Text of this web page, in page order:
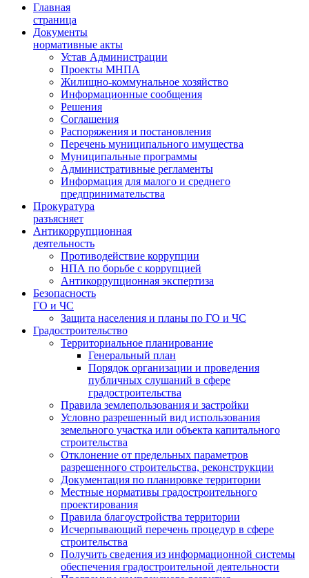
Главная
страница
Документы
нормативные акты
Устав Администрации
Проекты МНПА
Жилищно-коммунальное хозяйство
Информационные сообщения
Решения
Соглашения
Распоряжения и постановления
Перечень муниципального имущества
Муниципальные программы
Административные регламенты
Информация для малого и среднего
предпринимательства
Прокуратура
разъясняет
Антикоррупционная
деятельность
Противодействие коррупции
НПА по борьбе с коррупцией
Антикоррупционная экспертиза
Безопасность
ГО и ЧС
Защита населения и планы по ГО и ЧС
Градостроительство
Территориальное планирование
Генеральный план
Порядок организации и проведения
публичных слушаний в сфере
градостроительства
Правила землепользования и застройки
Условно разрешенный вид использования
земельного участка или объекта капитального
строительства
Отклонение от предельных параметров
разрешенного строительства, реконструкции
Документация по планировке территории
Местные нормативы градостроительного
проектирования
Правила благоустройства территории
Исчерпывающий перечень процедур в сфере
строительства
Получить сведения из информационной системы
обеспечения градостроительной деятельности